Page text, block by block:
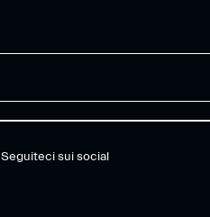
Seguiteci sui social